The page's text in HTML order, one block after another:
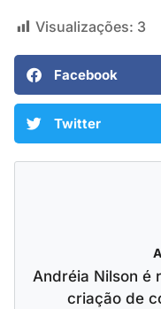
Visualizações: 3
Facebook
Twitter
Andréia Nilson é
criação de